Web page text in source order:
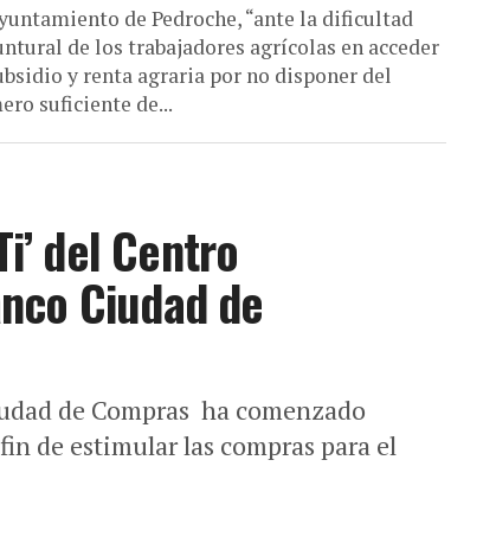
de Pedroche, “ante la dificultad
de los trabajadores agrícolas en acceder
y renta agraria por no disponer del
suficiente de...
del Centro
Ciudad de
de Compras ha comenzado
de estimular las compras para el